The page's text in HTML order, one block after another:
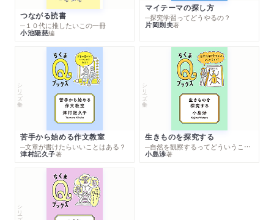
つながる読書
─１０代に推したいこの一冊
小池陽慈編
マイテーマの探し方
─探究学習ってどうやるの？
片岡則夫著
シリーズ・全集
苦手から始める作文教室
─文章が書けたらいいことはある？
津村記久子著
シリーズ・全集
生きものを探究する
─自然を観察するってどういうこと？
小島渉著
シリーズ・全集